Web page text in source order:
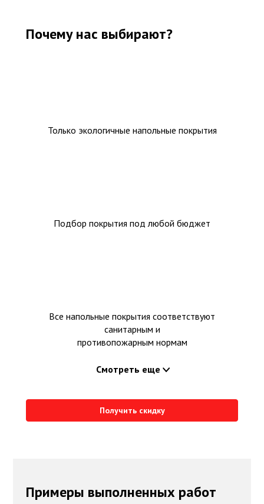
Почему нас выбирают?
Только экологичные напольные покрытия
Подбор покрытия под любой бюджет
Все напольные покрытия соответствуют
санитарным и
противопожарным нормам
Смотреть еще
Получить скидку
Примеры выполненных работ